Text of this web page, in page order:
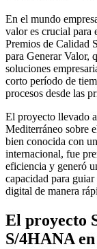
En el mundo
valor es crucial para
Premios de Calidad
para Generar Valor,
soluciones
corto período de
procesos desde las
El proyecto llevado
Mediterráneo sobre
bien conocida con
internacional, fue
eficiencia y generó
capacidad para
digital de manera
El proyecto
S/4HANA